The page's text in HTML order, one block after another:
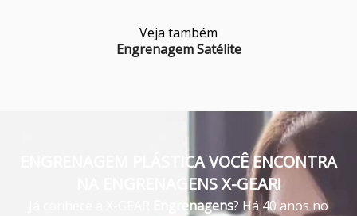
Veja também
Engrenagem Satélite
ENGRENAGEM PLÁSTICA VOCÊ ENCONTRA
NA ENGRENAGENS X-GEAR!
Engrenagens? Há 40 anos no